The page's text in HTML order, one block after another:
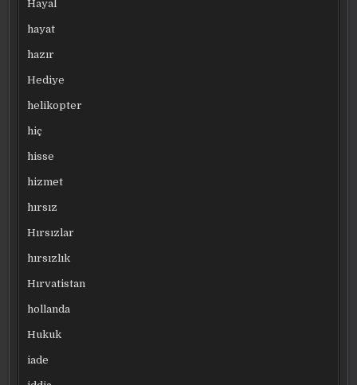
Hayal
hayat
hazır
Hediye
helikopter
hiç
hisse
hizmet
hırsız
Hırsızlar
hırsızlık
Hırvatistan
hollanda
Hukuk
iade